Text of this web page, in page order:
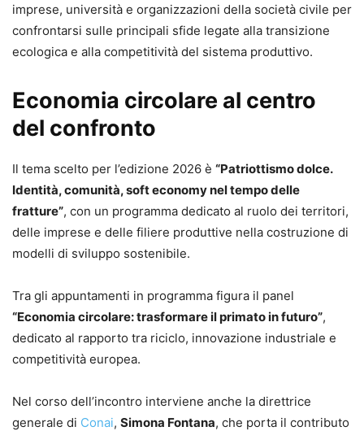
imprese, università e organizzazioni della società civile per
confrontarsi sulle principali sfide legate alla transizione
ecologica e alla competitività del sistema produttivo.
Economia circolare al centro
del confronto
Il tema scelto per l’edizione 2026 è “Patriottismo dolce.
Identità, comunità, soft economy nel tempo delle
fratture”, con un programma dedicato al ruolo dei territori,
delle imprese e delle filiere produttive nella costruzione di
modelli di sviluppo sostenibile.
Tra gli appuntamenti in programma figura il panel
“Economia circolare: trasformare il primato in futuro”,
dedicato al rapporto tra riciclo, innovazione industriale e
competitività europea.
Nel corso dell’incontro interviene anche la direttrice
generale di Conai, Simona Fontana, che porta il contributo